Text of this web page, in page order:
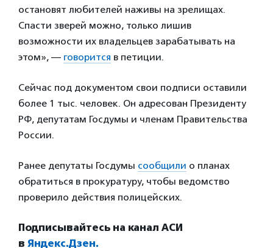
остановят любителей наживы на зрелищах.
Спасти зверей можно, только лишив
возможности их владельцев зарабатывать на
этом», — говорится в петиции.
Сейчас под документом свои подписи оставили
более 1 тыс. человек. Он адресован Президенту
РФ, депутатам Госдумы и членам Правительства
России.
Ранее депутаты Госдумы сообщили о планах
обратиться в прокуратуру, чтобы ведомство
проверило действия полицейских.
Подписывайтесь на канал АСИ
в Яндекс.Дзен.